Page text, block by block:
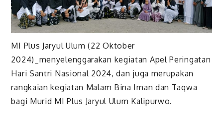
MI Plus Jaryul Ulum (22 Oktober
2024)_menyelenggarakan kegiatan Apel Peringatan
Hari Santri Nasional 2024, dan juga merupakan
rangkaian kegiatan Malam Bina Iman dan Taqwa
bagi Murid MI Plus Jaryul Ulum Kalipurwo.